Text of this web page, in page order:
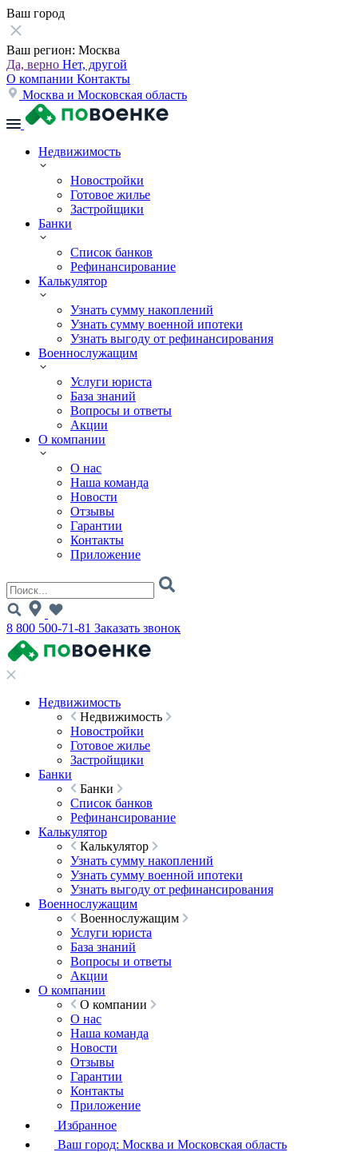
Ваш город
Ваш регион: Москва
Да, верно Нет, другой
О компании Контакты
Москва и Московская область
Недвижимость
Новостройки
Готовое жилье
Застройщики
Банки
Список банков
Рефинансирование
Калькулятор
Узнать сумму накоплений
Узнать сумму военной ипотеки
Узнать выгоду от рефинансирования
Военнослужащим
Услуги юриста
База знаний
Вопросы и ответы
Акции
О компании
О нас
Наша команда
Новости
Отзывы
Гарантии
Контакты
Приложение
8 800 500-71-81 Заказать звонок
Недвижимость
Недвижимость
Новостройки
Готовое жилье
Застройщики
Банки
Банки
Список банков
Рефинансирование
Калькулятор
Калькулятор
Узнать сумму накоплений
Узнать сумму военной ипотеки
Узнать выгоду от рефинансирования
Военнослужащим
Военнослужащим
Услуги юриста
База знаний
Вопросы и ответы
Акции
О компании
О компании
О нас
Наша команда
Новости
Отзывы
Гарантии
Контакты
Приложение
Избранное
Ваш город: Москва и Московская область